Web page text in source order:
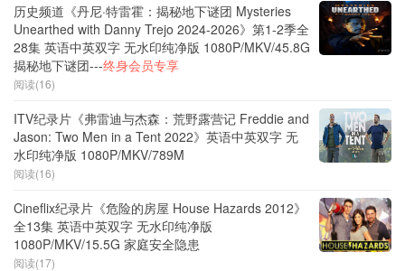
历史频道《丹尼·特雷霍：揭秘地下谜团 Mysteries
Unearthed with Danny Trejo 2024-2026》第1-2季全
28集 英语中英双字 无水印纯净版 1080P/MKV/45.8G
揭秘地下谜团---终身会员专享
阅读(16)
ITV纪录片《弗雷迪与杰森：荒野露营记 Freddie and
Jason: Two Men in a Tent 2022》英语中英双字 无
水印纯净版 1080P/MKV/789M
阅读(16)
Cineflix纪录片《危险的房屋 House Hazards 2012》
全13集 英语中英双字 无水印纯净版
1080P/MKV/15.5G 家庭安全隐患
阅读(17)